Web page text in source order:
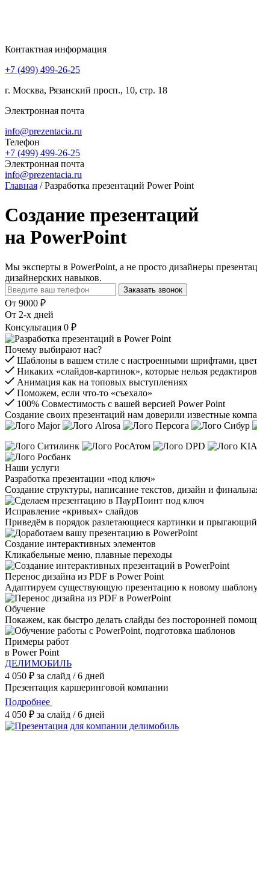
Контактная информация
+7 (499) 499-26-25
г. Москва, Рязанский просп., 10, стр. 18
Электронная почта
info@prezentacia.ru
Телефон
+7 (499) 499-26-25
Электронная почта
info@prezentacia.ru
Главная /Разработка презентаций Power Point
Создание презентаций
на PowerPoint
Мы эксперты в PowerPoint, а не просто дизайнеры
дизайнерских навыков.
Заказать звонок
От 9000 ₽
От 2-х дней
Консультация 0 ₽
Почему выбирают нас?
Шаблоны в вашем стиле с настроенными шрифтами,
Никаких «слайдов-картинок», которые нельзя
Анимация как на топовых выступлениях
Поможем, если что-то «съехало»
100% Совместимость с вашей версией Power Point
Создание своих презентаций нам доверили известные
Наши услуги
Разработка презентации «под ключ»
Создание структуры, написание текстов, дизайн и
Исправление «кривых» слайдов
Приведём в порядок разлетающиеся картинки и прыгающий
Создание интерактивных элементов
Кликабельные меню, плавные переходы
Перенос дизайна из PDF в Power Point
Адаптируем существующую презентацию к новому
Обучение
Покажем, как быстро делать слайды без посторонней
Примеры работ
в Power Point
ДЕЛИМОБИЛЬ
4 050 ₽ за слайд / 6 дней
Презентация каршеринговой компании
Подробнее
4 050 ₽ за слайд / 6 дней